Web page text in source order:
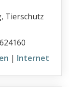
Tierschutz
| Internet